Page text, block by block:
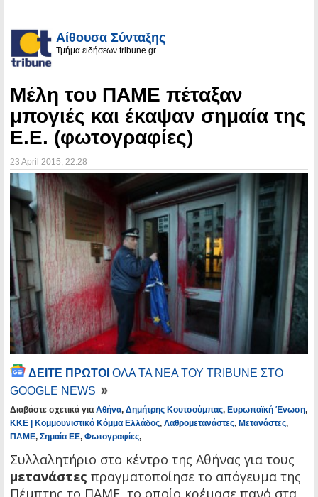
Αίθουσα Σύνταξης
Τμήμα ειδήσεων tribune.gr
Mέλη του ΠΑΜΕ πέταξαν
μπογιές και έκαψαν σημαία της
Ε.Ε. (φωτογραφίες)
23 April 2015 , 22:28
ΔΕΙΤΕ ΠΡΩΤΟΙ ΟΛΑ ΤΑ ΝΕΑ ΤΟΥ TRIBUNE ΣΤΟ
GOOGLE NEWS
Διαβάστε σχετικά για Αθήνα, Δημήτρης Κουτσούμπας, Ευρωπαϊκή Ένωση,
ΚΚΕ | Κομμουνιστικό Κόμμα Ελλάδος, Λαθρομετανάστες, Μετανάστες,
ΠΑΜΕ, Σημαία ΕΕ, Φωτογραφίες,
Συλλαλητήριο στο κέντρο της Αθήνας για τους
μετανάστες πραγματοποίησε το απόγευμα της
Πέμπτης το ΠΑΜΕ, το οποίο κρέμασε πανό στα